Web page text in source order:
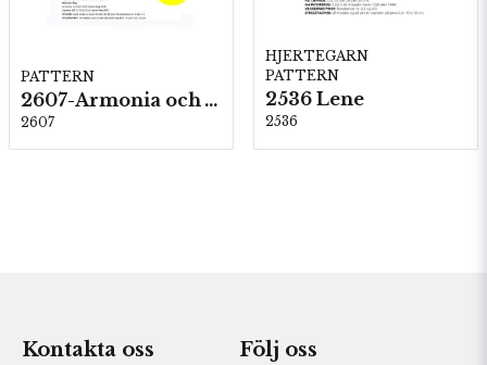
PATTERN
2607-Armonia och Alpaca 400
2607
HJERTEGARN
PATTERN
2536 Lene
2536
Kontakta oss Följ oss